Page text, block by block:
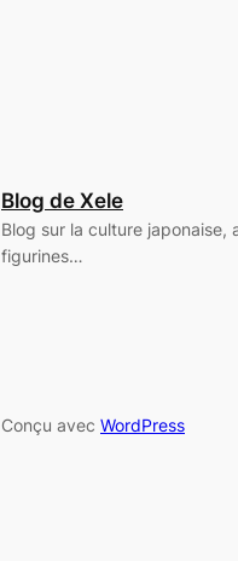
Blog de Xele
Blog sur la culture japonaise,
figurines…
Conçu avec WordPress